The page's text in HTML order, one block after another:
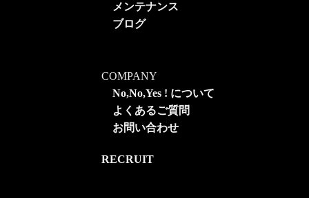
メンテナンス
ブログ
COMPANY
No,No,Yes ! について
よくあるご質問
お問い合わせ
RECRUIT